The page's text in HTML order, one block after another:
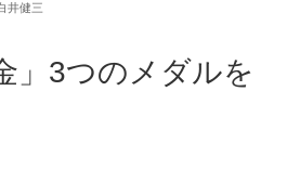
井健三
」3つのメダルを